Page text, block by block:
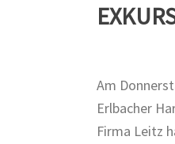
Am
Erlbacher
Firma Leitz